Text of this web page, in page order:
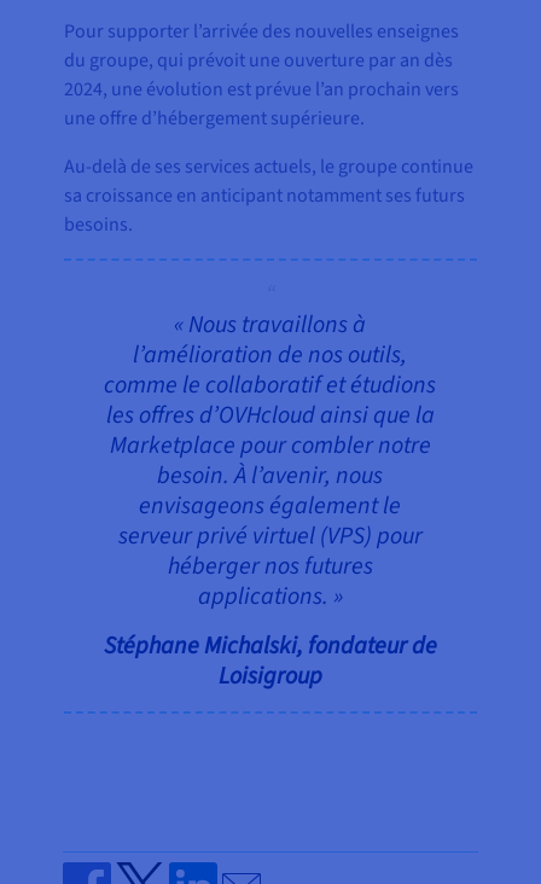
Pour supporter l’arrivée des nouvelles enseignes
du groupe, qui prévoit une ouverture par an dès
2024, une évolution est prévue l’an prochain vers
une offre d’hébergement supérieure.
Au-delà de ses services actuels, le groupe continue
sa croissance en anticipant notamment ses futurs
besoins.
« Nous travaillons à
l’amélioration de nos outils,
comme le collaboratif et étudions
les offres d’OVHcloud ainsi que la
Marketplace pour combler notre
besoin. À l’avenir, nous
envisageons également le
serveur privé virtuel (VPS) pour
héberger nos futures
applications. »
Stéphane Michalski, fondateur de
Loisigroup